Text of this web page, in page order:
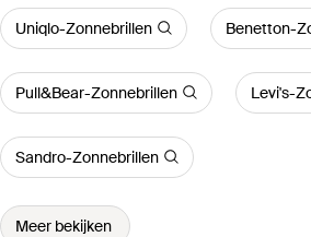
Uniqlo-Zonnebrillen Benetton-
Pull&Bear-Zonnebrillen Levi's-
Sandro-Zonnebrillen
Meer bekijken